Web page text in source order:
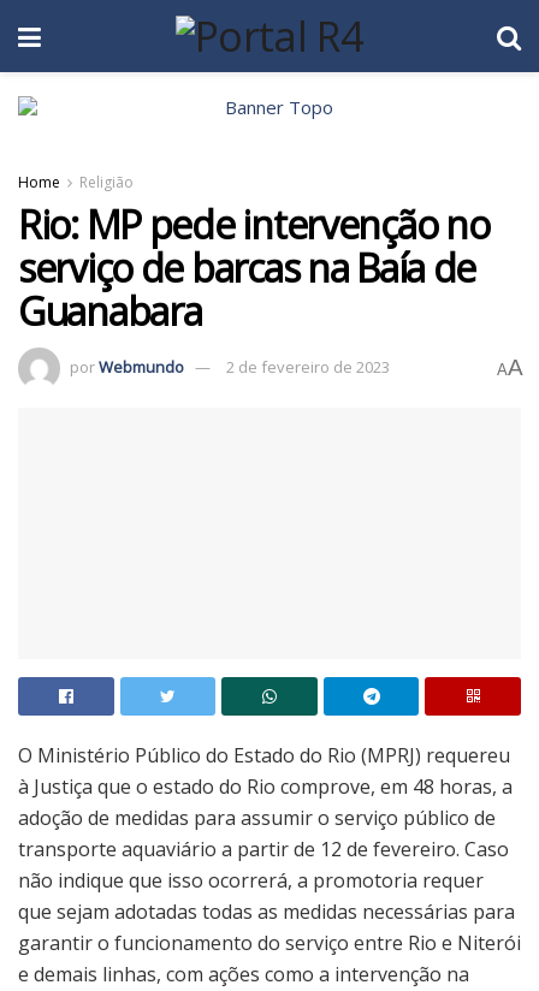
Home Religião
Rio: MP pede intervenção no
serviço de barcas na Baía de
Guanabara
porWebmundo 2 de fevereiro de 2023 AA
O Ministério Público do Estado do Rio (MPRJ) requereu
à Justiça que o estado do Rio comprove, em 48 horas, a
adoção de medidas para assumir o serviço público de
transporte aquaviário a partir de 12 de fevereiro. Caso
não indique que isso ocorrerá, a promotoria requer
que sejam adotadas todas as medidas necessárias para
garantir o funcionamento do serviço entre Rio e Niterói
e demais linhas, com ações como a intervenção na